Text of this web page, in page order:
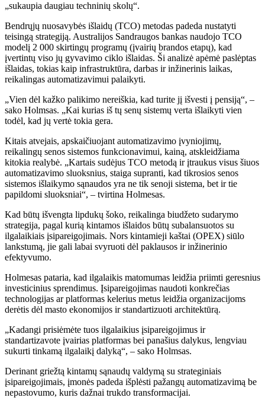
„sukaupia daugiau techninių skolų“.
Bendrųjų nuosavybės išlaidų (TCO) metodas padeda nustatyti
teisingą strategiją. Australijos Sandraugos bankas naudojo TCO
modelį 2 000 skirtingų programų (įvairių brandos etapų), kad
įvertintų viso jų gyvavimo ciklo išlaidas. Ši analizė apėmė paslėptas
išlaidas, tokias kaip infrastruktūra, darbas ir inžinerinis laikas,
reikalingas automatizavimui palaikyti.
„Vien dėl kažko palikimo nereiškia, kad turite jį išvesti į pensiją“, –
sako Holmsas. „Kai kurias iš tų senų sistemų verta išlaikyti vien
todėl, kad jų vertė tokia gera.
Kitais atvejais, apskaičiuojant automatizavimo įvyniojimų,
reikalingų senos sistemos funkcionavimui, kainą, atskleidžiama
kitokia realybė. „Kartais sudėjus TCO metodą ir įtraukus visus šiuos
automatizavimo sluoksnius, staiga supranti, kad tikrosios senos
sistemos išlaikymo sąnaudos yra ne tik senoji sistema, bet ir tie
papildomi sluoksniai“, – tvirtina Holmesas.
Kad būtų išvengta lipdukų šoko, reikalinga biudžeto sudarymo
strategija, pagal kurią kintamos išlaidos būtų subalansuotos su
ilgalaikiais įsipareigojimais. Nors kintamieji kaštai (OPEX) siūlo
lankstumą, jie gali labai svyruoti dėl paklausos ir inžinerinio
efektyvumo.
Holmesas pataria, kad ilgalaikis matomumas leidžia priimti geresnius
investicinius sprendimus. Įsipareigojimas naudoti konkrečias
technologijas ar platformas kelerius metus leidžia organizacijoms
derėtis dėl masto ekonomijos ir standartizuoti architektūrą.
„Kadangi prisiėmėte tuos ilgalaikius įsipareigojimus ir
standartizavote įvairias platformas bei panašius dalykus, lengviau
sukurti tinkamą ilgalaikį dalyką“, – sako Holmsas.
Derinant griežtą kintamų sąnaudų valdymą su strateginiais
įsipareigojimais, įmonės padeda išplėsti pažangų automatizavimą be
nepastovumo, kuris dažnai trukdo transformacijai.